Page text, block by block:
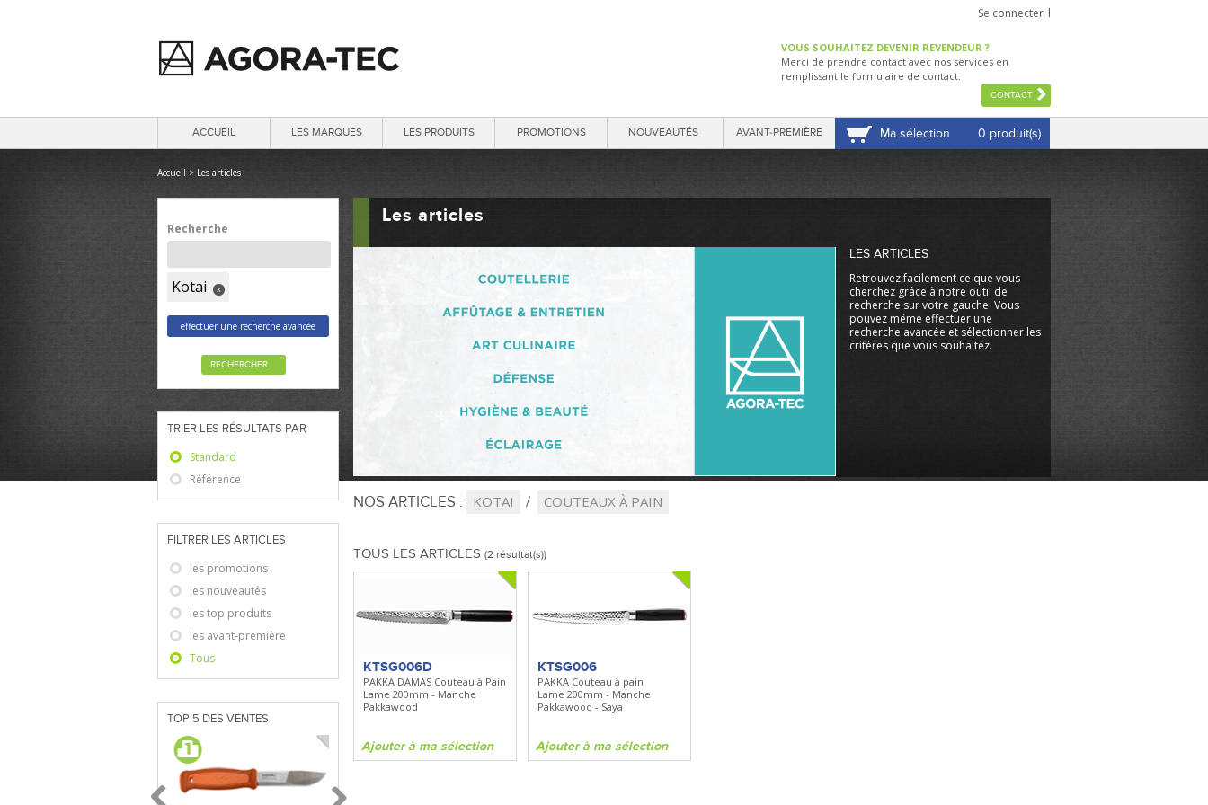
Se connecter
VOUS SOUHAITEZ DEVENIR REVENDEUR ?
Merci de prendre contact avec nos services en
remplissant le formulaire de contact.
CONTACT
ACCUEIL LES MARQUES LES PRODUITS PROMOTIONS NOUVEAUTÉS AVANT-PREMIÈRE Ma sélection 0 produit(s)
Les articles
LES ARTICLES
Retrouvez facilement ce que vous
cherchez grâce à notre outil de
recherche sur votre gauche. Vous
pouvez même effectuer une
recherche avancée et sélectionner les
critères que vous souhaitez.
Accueil > Les articles
Recherche
Kotai x
effectuer une recherche avancée
RECHERCHER
TRIER LES RÉSULTATS PAR
Standard
Référence
FILTRER LES ARTICLES
les promotions
les nouveautés
les top produits
les avant-première
Tous
TOP 5 DES VENTES
NOS ARTICLES : KOTAI COUTEAUX À PAIN
TOUS LES ARTICLES (2 résultat(s))
KTSG006D
PAKKA DAMAS Couteau à Pain
Lame 200mm - Manche
Pakkawood
Ajouter à ma sélection
KTSG006
PAKKA Couteau à pain
Lame 200mm - Manche
Pakkawood - Saya
Ajouter à ma sélection